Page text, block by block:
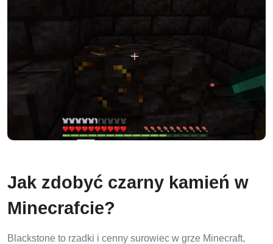
Jak zdobyć czarny kamień w
Minecrafcie?
Blackstone to rzadki i cenny surowiec w grze Minecraft,